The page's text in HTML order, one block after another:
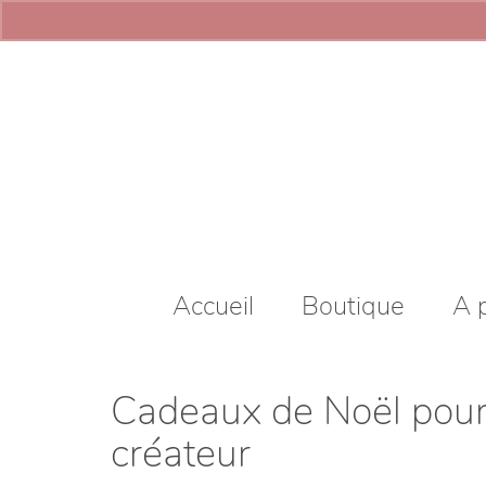
Accueil Boutique A
Cadeaux de Noël
créateur